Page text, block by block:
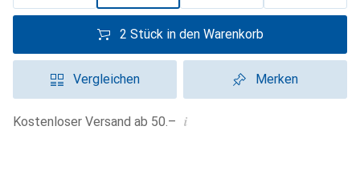
2 Stück in den Warenkorb
Vergleichen Merken
Kostenloser Versand ab 50.– i